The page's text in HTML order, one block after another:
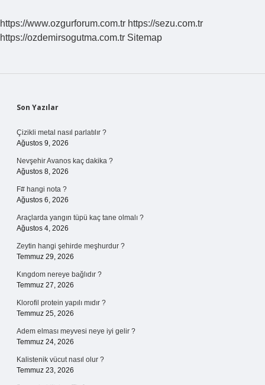
https://www.ozgurforum.com.tr https://sezu.com.tr
https://ozdemirsogutma.com.tr Sitemap
Sidebar
Son Yazılar
Çizikli metal nasıl parlatılır ?
Ağustos 9, 2026
Nevşehir Avanos kaç dakika ?
Ağustos 8, 2026
F# hangi nota ?
Ağustos 6, 2026
Araçlarda yangın tüpü kaç tane olmalı ?
Ağustos 4, 2026
Zeytin hangi şehirde meşhurdur ?
Temmuz 29, 2026
Kıngdom nereye bağlıdır ?
Temmuz 27, 2026
Klorofil protein yapılı mıdır ?
Temmuz 25, 2026
Adem elması meyvesi neye iyi gelir ?
Temmuz 24, 2026
Kalistenik vücut nasıl olur ?
Temmuz 23, 2026